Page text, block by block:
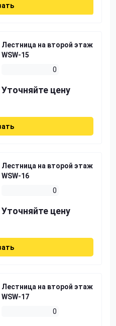
Лестница на второй этаж
WSW-15
0
Уточняйте цену
Лестница на второй этаж
WSW-16
0
Уточняйте цену
Лестница на второй этаж
WSW-17
0